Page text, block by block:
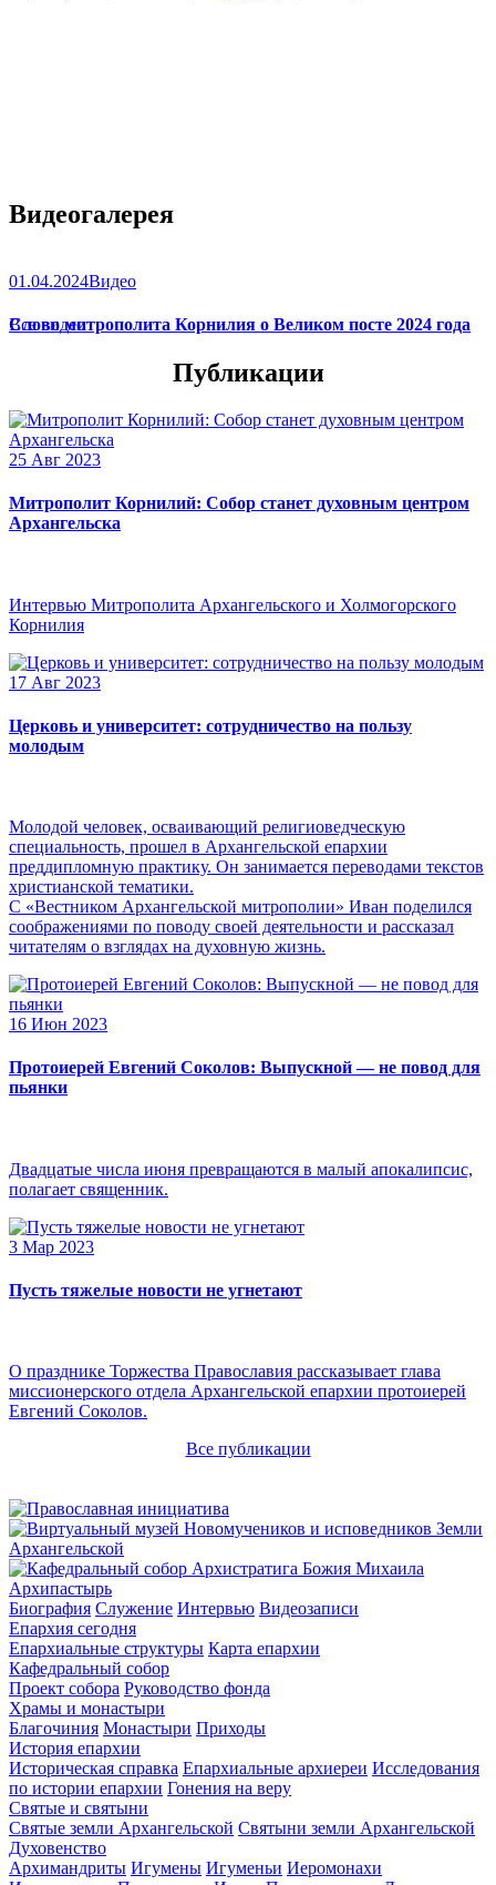
Видеогалерея
01.04.2024Видео
Слово митрополита Корнилия о Великом посте 2024 года
Все видео
Публикации
25 Авг 2023
Митрополит Корнилий: Собор станет духовным центром
Архангельска
Интервью Митрополита Архангельского и Холмогорского
Корнилия
17 Авг 2023
Церковь и университет: сотрудничество на пользу
молодым
Молодой человек, осваивающий религиоведческую
специальность, прошел в Архангельской епархии
преддипломную практику. Он занимается переводами текстов
христианской тематики.
С «Вестником Архангельской митрополии» Иван поделился
соображениями по поводу своей деятельности и рассказал
читателям о взглядах на духовную жизнь.
16 Июн 2023
Протоиерей Евгений Соколов: Выпускной — не повод для
пьянки
Двадцатые числа июня превращаются в малый апокалипсис,
полагает священник.
3 Мар 2023
Пусть тяжелые новости не угнетают
О празднике Торжества Православия рассказывает глава
миссионерского отдела Архангельской епархии протоиерей
Евгений Соколов.
Все публикации
Архипастырь
Биография Служение Интервью Видеозаписи
Епархия сегодня
Епархиальные структуры Карта епархии
Кафедральный собор
Проект собора Руководство фонда
Храмы и монастыри
Благочиния Монастыри Приходы
История епархии
Историческая справка Епархиальные архиереи Исследования
по истории епархии Гонения на веру
Святые и святыни
Святые земли Архангельской Святыни земли Архангельской
Духовенство
Архимандриты Игумены Игуменьи Иеромонахи